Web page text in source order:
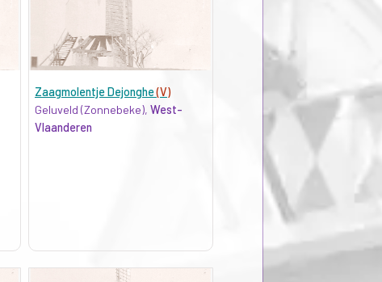
Zaagmolentje Dejonghe(V)
Geluveld (Zonnebeke), West-
Vlaanderen